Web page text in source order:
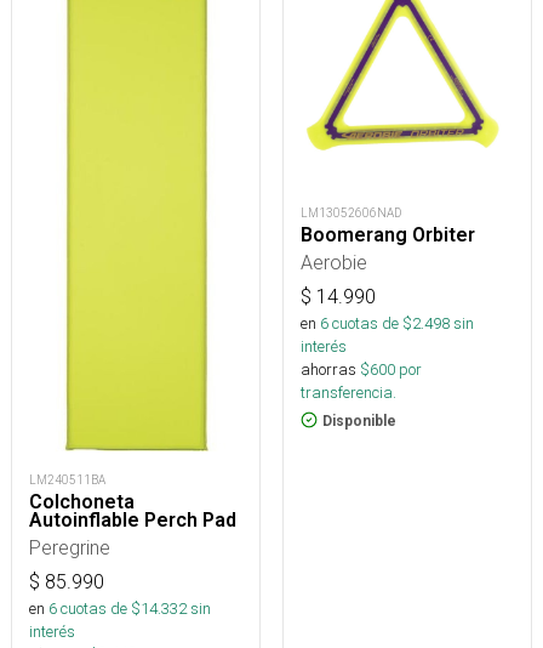
LM240511BA
Colchoneta
Autoinflable Perch Pad
Peregrine
$ 85.990
en 6cuotas de $14.332sin
interés
LM13052606NAD
Boomerang Orbiter
Aerobie
$ 14.990
en 6cuotas de $2.498sin
interés
ahorras $600 por
transferencia.
Disponible